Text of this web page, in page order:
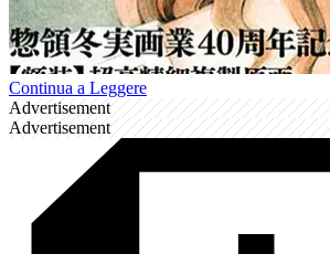
Continua a Leggere
Advertisement
Advertisement